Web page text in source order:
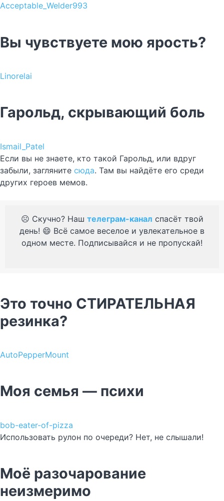
Acceptable_Welder993
Вы чувствуете мою ярость?
Linorelai
Гарольд, скрывающий боль
Ismail_Patel
Если вы не знаете, кто такой Гарольд, или вдруг
забыли, загляните сюда. Там вы найдёте его среди
других героев мемов.
☹️ Скучно? Наш телеграм-канал спасёт твой
день! 😄 Всё самое веселое и увлекательное в
одном месте. Подписывайся и не пропускай!
Это точно СТИРАТЕЛЬНАЯ
резинка?
AutoPepperMount
Моя семья — психи
bob-eater-of-pizza
Использовать рулон по очереди? Нет, не слышали!
Моё разочарование
неизмеримо